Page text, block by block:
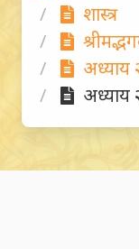
शास्त्र
अध्याय
अध्याय